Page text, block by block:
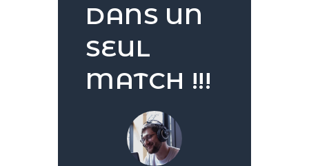
DANS UN
SEUL
MATCH !!!